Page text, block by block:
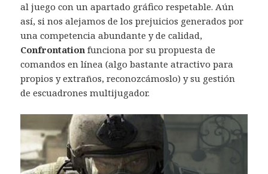
al juego con un apartado gráfico respetable. Aún
así, si nos alejamos de los prejuicios generados por
una competencia abundante y de calidad,
Confrontation funciona por su propuesta de
comandos en línea (algo bastante atractivo para
propios y extraños, reconozcámoslo) y su gestión
de escuadrones multijugador.